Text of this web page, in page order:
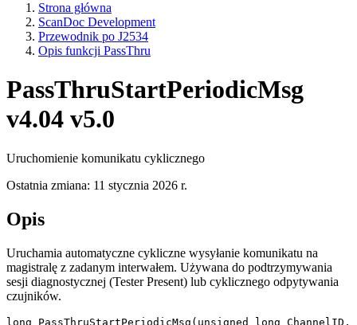
Strona główna
ScanDoc Development
Przewodnik po J2534
Opis funkcji PassThru
PassThruStartPeriodicMsg
v4.04 v5.0
Uruchomienie komunikatu cyklicznego
Ostatnia zmiana: 11 stycznia 2026 r.
Opis
Uruchamia automatyczne cykliczne wysyłanie komunikatu na
magistralę z zadanym interwałem. Używana do podtrzymywania
sesji diagnostycznej (Tester Present) lub cyklicznego odpytywania
czujników.
long PassThruStartPeriodicMsg(unsigned long ChannelID,